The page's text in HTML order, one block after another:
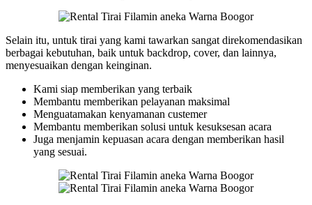
Selain itu, untuk tirai yang kami tawarkan sangat direkomendasikan
berbagai kebutuhan, baik untuk backdrop, cover, dan lainnya,
menyesuaikan dengan keinginan.
Kami siap memberikan yang terbaik
Membantu memberikan pelayanan maksimal
Menguatamakan kenyamanan custemer
Membantu memberikan solusi untuk kesuksesan acara
Juga menjamin kepuasan acara dengan memberikan hasil
yang sesuai.